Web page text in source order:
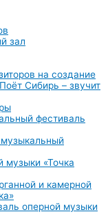
зал
на создание
Сибирь – звучит
фестиваль
музыки «Точка
и камерной
оперной музыки